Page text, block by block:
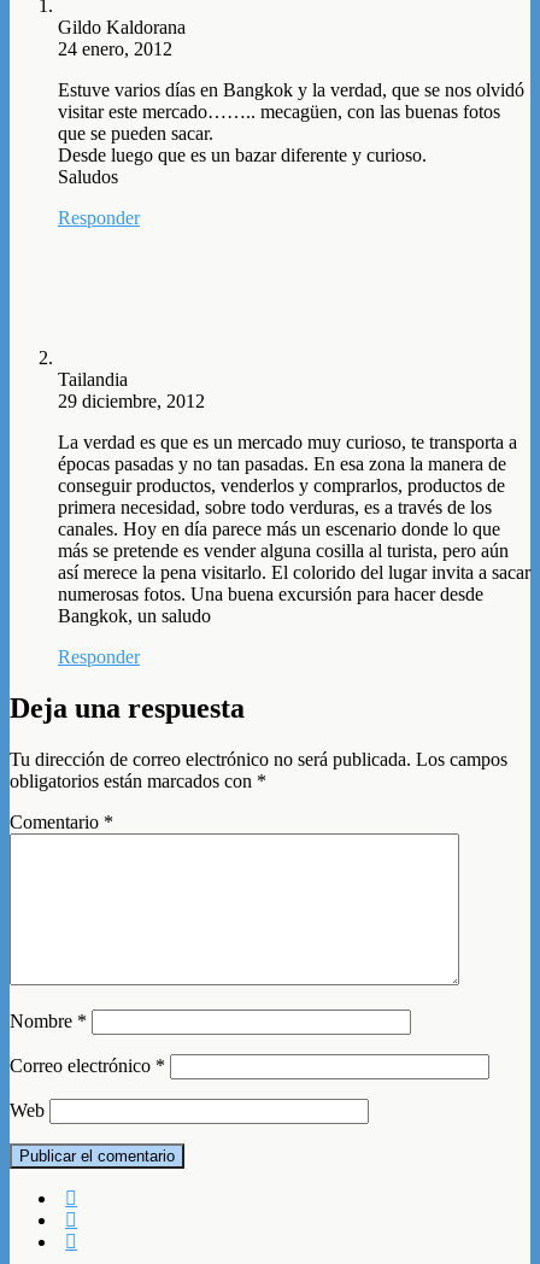
Gildo Kaldorana
24 enero, 2012
Estuve varios días en Bangkok y la verdad, que se nos olvidó
visitar este mercado…….. mecagüen, con las buenas fotos
que se pueden sacar.
Desde luego que es un bazar diferente y curioso.
Saludos
Responder
Tailandia
29 diciembre, 2012
La verdad es que es un mercado muy curioso, te transporta a
épocas pasadas y no tan pasadas. En esa zona la manera de
conseguir productos, venderlos y comprarlos, productos de
primera necesidad, sobre todo verduras, es a través de los
canales. Hoy en día parece más un escenario donde lo que
más se pretende es vender alguna cosilla al turista, pero aún
así merece la pena visitarlo. El colorido del lugar invita a sacar
numerosas fotos. Una buena excursión para hacer desde
Bangkok, un saludo
Responder
Deja una respuesta
Tu dirección de correo electrónico no será publicada. Los campos
obligatorios están marcados con *
Comentario *
Nombre *
Correo electrónico *
Web